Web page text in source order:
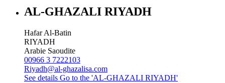
AL-GHAZALI RIYADH
Hafar Al-Batin
RIYADH
Arabie Saoudite
00966 3 7222103
Riyadh@al-ghazalisa.com
See details Go to the 'AL-GHAZALI RIYADH'